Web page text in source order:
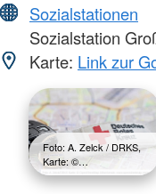
Sozialstationen
Sozialstation
Karte: Link zur
Foto: A. Zelck / DRKS,
Karte: ©…